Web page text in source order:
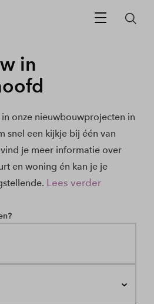
in
onze nieuwbouwprojecten in
snel een kijkje bij één van
je meer informatie over
en woning én kan je je
Lees verder